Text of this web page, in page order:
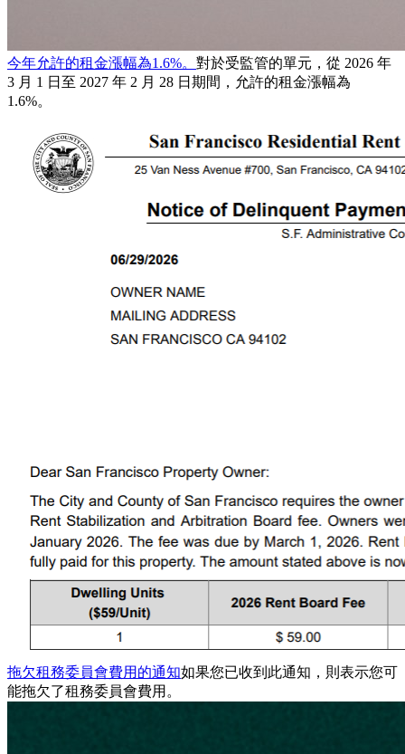
今年允許的租金漲幅為1.6%。 對於受監管的單元，從 2026 年
3 月 1 日至 2027 年 2 月 28 日期間，允許的租金漲幅為
1.6%。
拖欠租務委員會費用的通知如果您已收到此通知，則表示您可
能拖欠了租務委員會費用。